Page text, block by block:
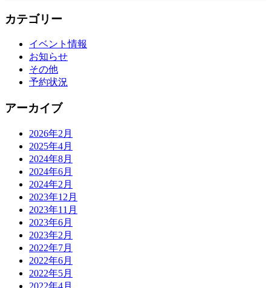
カテゴリー
イベント情報
お知らせ
その他
予約状況
アーカイブ
2026年2月
2025年4月
2024年8月
2024年6月
2024年2月
2023年12月
2023年11月
2023年6月
2023年2月
2022年7月
2022年6月
2022年5月
2022年4月